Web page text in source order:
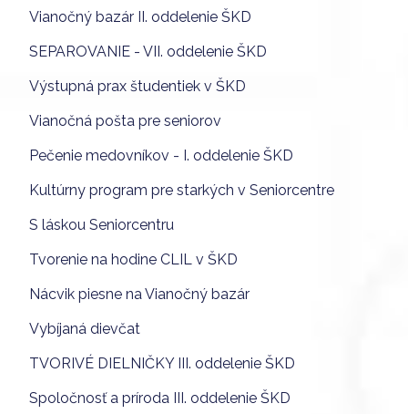
Vianočný bazár II. oddelenie ŠKD
SEPAROVANIE - VII. oddelenie ŠKD
Výstupná prax študentiek v ŠKD
Vianočná pošta pre seniorov
Pečenie medovníkov - I. oddelenie ŠKD
Kultúrny program pre starkých v Seniorcentre
S láskou Seniorcentru
Tvorenie na hodine CLIL v ŠKD
Nácvik piesne na Vianočný bazár
Vybíjaná dievčat
TVORIVÉ DIELNIČKY III. oddelenie ŠKD
Spoločnosť a príroda III. oddelenie ŠKD